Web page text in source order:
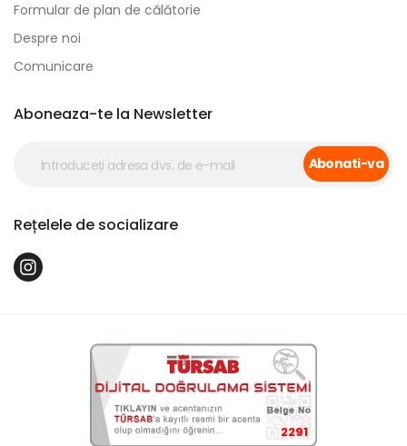
Formular de plan de călătorie
Despre noi
Comunicare
Aboneaza-te la Newsletter
Abonati-va
Rețelele de socializare
2291